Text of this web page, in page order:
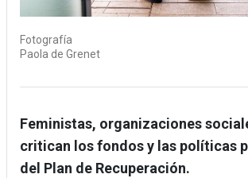
Fotografía
Paola de Grenet
Feministas, organizaciones
critican los fondos y las políticas
del Plan de Recuperación.